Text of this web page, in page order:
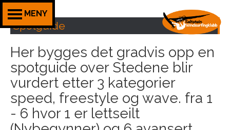
MENY
Spotguide
Her bygges det gradvis opp en
spotguide over Stedene blir
vurdert etter 3 kategorier
speed, freestyle og wave. fra 1
- 6 hvor 1 er lettseilt